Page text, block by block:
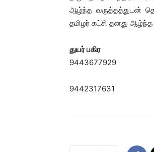
ஆழ்ந்த வருத்தத்துடன்
தமிழர் கட்சி தனது
துயர் பகிர
9443677929
9442317631